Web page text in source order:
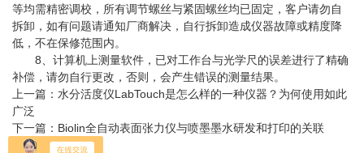
等均需精密调校，所有调节螺丝与紧固螺丝均已固定，客户请勿自
拆卸，如有问题请通知厂商解决，自行拆卸造成仪器故障或精度降
低，不在保修范围内。
8、计算机上测量软件，已对工作台与光学尺的误差进行了精确
补偿，请勿自行更改，否则，会产生错误的测量结果。
上一篇： 水分活度仪LabTouch是怎么样的一种仪器？为何使用如此
广泛
下一篇： Biolin全自动表面张力仪与喷墨墨水研发和打印的关联
返回